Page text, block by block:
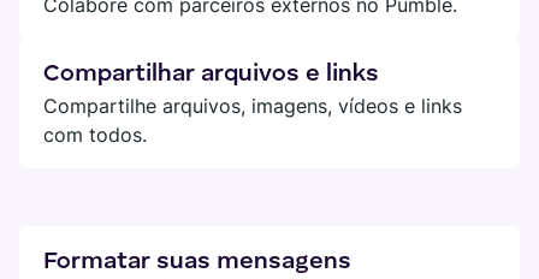
Compartilhar arquivos e links
Compartilhe arquivos, imagens, vídeos e links
com todos.
Formatar suas mensagens